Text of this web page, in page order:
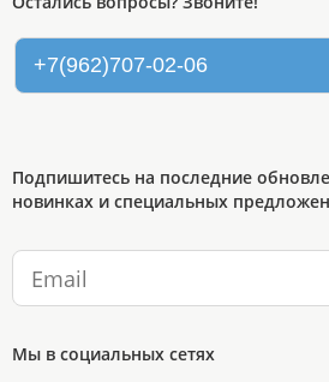
+7(962)707-02-06
Подпишитесь на последние
новинках и специальных
Мы в социальных сетях